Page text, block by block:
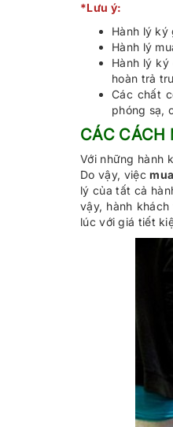
*Lưu ý:
Hành lý ký
Hành lý
Hành lý
hoàn trả
Các chất
phóng sạ,
CÁC CÁCH
Với những hành
Do vậy, việc
lý của tất cả
vậy, hành
lúc với giá tiết